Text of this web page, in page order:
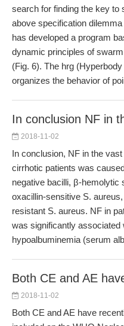
search for finding the key to
above specification
has developed a program
dynamic principles of
(Fig. 6). The hrg
organizes the behavior of
In conclusion NF in
2018-11-02
In conclusion, NF in the
cirrhotic patients was
negative bacilli, β-hemolytic
oxacillin-sensitive S.
resistant S. aureus. NF in
was significantly associated
hypoalbuminemia (serum alb
Both CE and AE
2018-11-02
Both CE and AE have